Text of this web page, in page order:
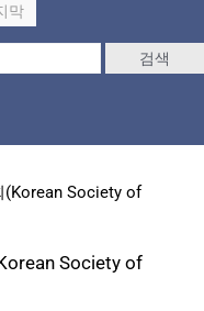
막
검색
Society of
Society of